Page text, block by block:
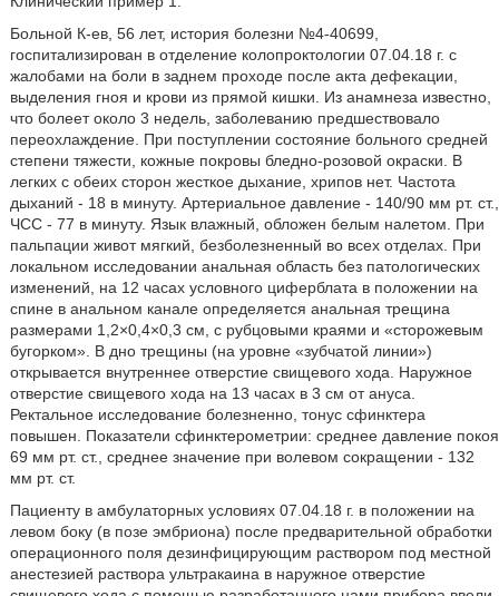
Больной К-ев, 56 лет, история болезни №4-40699,
госпитализирован в отделение колопроктологии 07.04.18 г. с
жалобами на боли в заднем проходе после акта дефекации,
выделения гноя и крови из прямой кишки. Из анамнеза известно,
что болеет около 3 недель, заболеванию предшествовало
переохлаждение. При поступлении состояние больного средней
степени тяжести, кожные покровы бледно-розовой окраски. В
легких с обеих сторон жесткое дыхание, хрипов нет. Частота
дыханий - 18 в минуту. Артериальное давление - 140/90 мм рт. ст.,
ЧСС - 77 в минуту. Язык влажный, обложен белым налетом. При
пальпации живот мягкий, безболезненный во всех отделах. При
локальном исследовании анальная область без патологических
изменений, на 12 часах условного циферблата в положении на
спине в анальном канале определяется анальная трещина
размерами 1,2×0,4×0,3 см, с рубцовыми краями и «сторожевым
бугорком». В дно трещины (на уровне «зубчатой линии»)
открывается внутреннее отверстие свищевого хода. Наружное
отверстие свищевого хода на 13 часах в 3 см от ануса.
Ректальное исследование болезненно, тонус сфинктера
повышен. Показатели сфинктерометрии: среднее давление покоя
69 мм рт. ст., среднее значение при волевом сокращении - 132
мм рт. ст.
Пациенту в амбулаторных условиях 07.04.18 г. в положении на
левом боку (в позе эмбриона) после предварительной обработки
операционного поля дезинфицирующим раствором под местной
анестезией раствора ультракаина в наружное отверстие